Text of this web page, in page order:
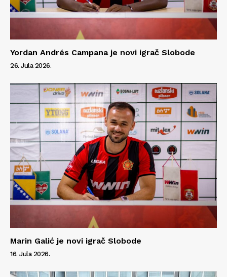
Info
O nama
Kontakt
Yordan Andrés Campana je novi igrač Slobode
26. Jula 2026.
Marin Galić je novi igrač Slobode
16. Jula 2026.